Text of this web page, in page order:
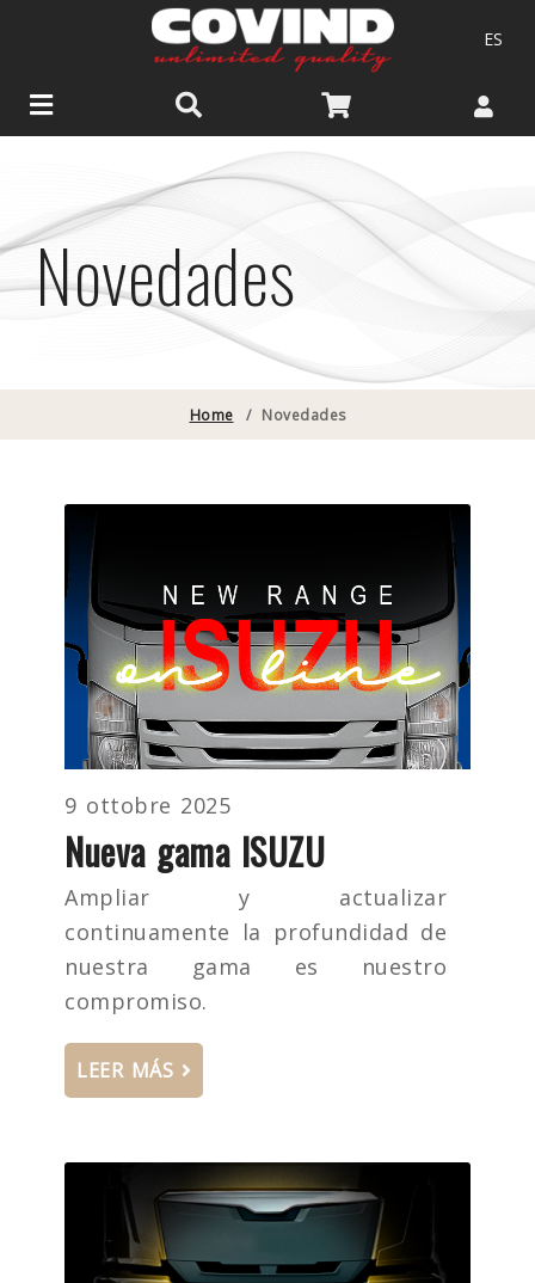
ES
Novedades
Home / Novedades
9 ottobre 2025
Nueva gama ISUZU
Ampliar y actualizar
continuamente la profundidad de
nuestra gama es nuestro
compromiso.
LEER MÁS